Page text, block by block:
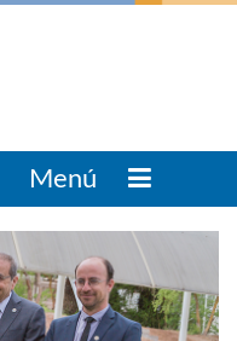
Menú